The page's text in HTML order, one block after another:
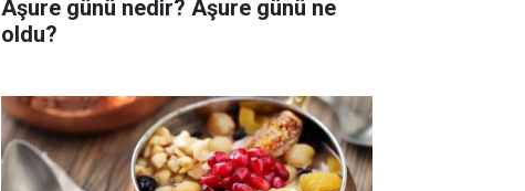
Aşure günü nedir? Aşure günü ne
oldu?